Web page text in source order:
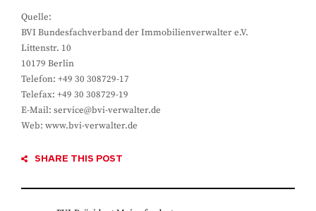
Quelle:
BVI Bundesfachverband der Immobilienverwalter e.V.
Littenstr. 10
10179 Berlin
Telefon: +49 30 308729-17
Telefax: +49 30 308729-19
E-Mail: service@bvi-verwalter.de
Web: www.bvi-verwalter.de
SHARE THIS POST